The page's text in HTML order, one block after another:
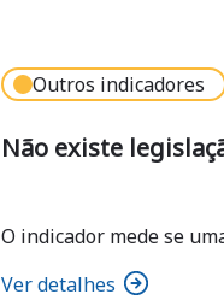
Outros indicadores
Não existe
O indicador mede se
Ver detalhes